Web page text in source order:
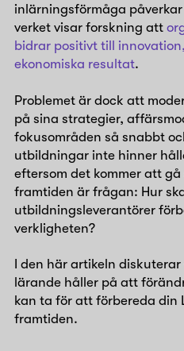
inlärningsförmåga
verket visar forskning att
bidrar positivt till
ekonomiska resultat.
Problemet är dock att
på sina strategier,
fokusområden så snabbt
utbildningar inte hinner
eftersom det kommer att
framtiden är frågan: Hur
utbildningsleverantörer
verkligheten?
I den här artikeln
lärande håller på att
kan ta för att förbereda din
framtiden.